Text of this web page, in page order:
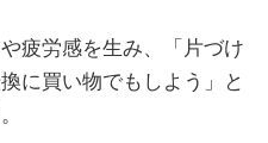
疲労感を生み、「片づけ
に買い物でもしよう」と